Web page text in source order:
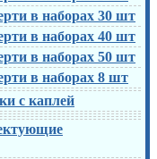
в наборах 30 шт
в наборах 40 шт
в наборах 50 шт
в наборах 8 шт
с каплей